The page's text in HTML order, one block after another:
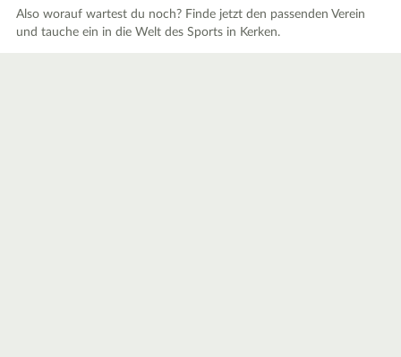
Also worauf wartest du noch? Finde jetzt den passenden Verein
und tauche ein in die Welt des Sports in Kerken.